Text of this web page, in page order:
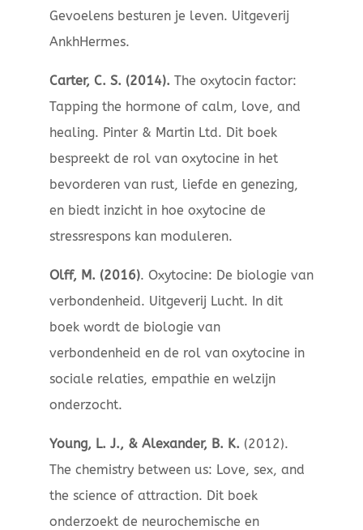
Gevoelens besturen je leven. Uitgeverij
AnkhHermes.
Carter, C. S. (2014). The oxytocin factor:
Tapping the hormone of calm, love, and
healing. Pinter & Martin Ltd. Dit boek
bespreekt de rol van oxytocine in het
bevorderen van rust, liefde en genezing,
en biedt inzicht in hoe oxytocine de
stressrespons kan moduleren.
Olff, M. (2016). Oxytocine: De biologie van
verbondenheid. Uitgeverij Lucht. In dit
boek wordt de biologie van
verbondenheid en de rol van oxytocine in
sociale relaties, empathie en welzijn
onderzocht.
Young, L. J., & Alexander, B. K. (2012).
The chemistry between us: Love, sex, and
the science of attraction. Dit boek
onderzoekt de neurochemische en